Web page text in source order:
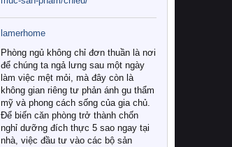
lamerhome
Phòng ngủ không chỉ đơn thuần là nơi
để chúng ta ngả lưng sau một ngày
làm việc mệt mỏi, mà đây còn là
không gian riêng tư phản ánh gu thẩm
mỹ và phong cách sống của gia chủ.
Để biến căn phòng trở thành chốn
nghỉ dưỡng đích thực 5 sao ngay tại
nhà, việc đầu tư vào các bộ sản